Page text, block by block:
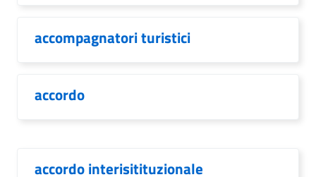
accompagnatori turistici
accordo
accordo interisitituzionale